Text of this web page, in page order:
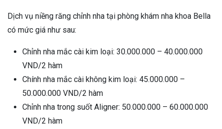
Dịch vụ niềng răng chỉnh nha tại phòng khám nha khoa Bella
có mức giá như sau:
Chỉnh nha mắc cài kim loại: 30.000.000 – 40.000.000
VND/2 hàm
Chính nha mắc cài không kim loại: 45.000.000 –
50.000.000 VND/2 hàm
Chỉnh nha trong suốt Aligner: 50.000.000 – 60.000.000
VND/2 hàm